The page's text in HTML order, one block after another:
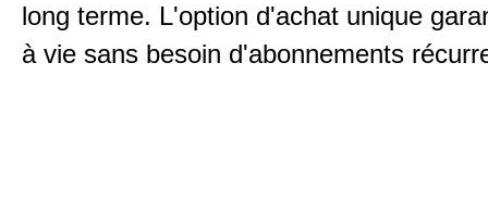
long terme. L'option d'achat unique
à vie sans besoin d'abonnements